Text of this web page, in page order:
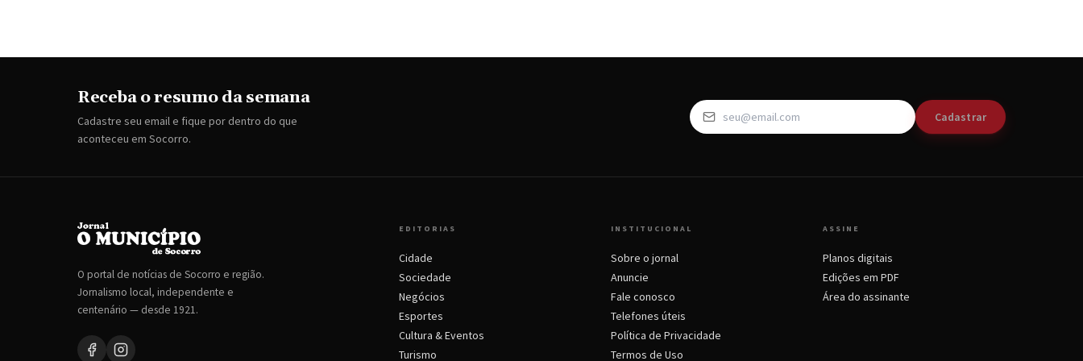
Receba o resumo da semana
Cadastre seu email e fique por dentro do que
aconteceu em Socorro.
Cadastrar
O portal de notícias de Socorro e região.
Jornalismo local, independente e
centenário — desde 1921.
EDITORIAS
Cidade
Sociedade
Negócios
Esportes
Cultura & Eventos
Turismo
INSTITUCIONAL
Sobre o jornal
Anuncie
Fale conosco
Telefones úteis
Política de Privacidade
Termos de Uso
ASSINE
Planos digitais
Edições em PDF
Área do assinante